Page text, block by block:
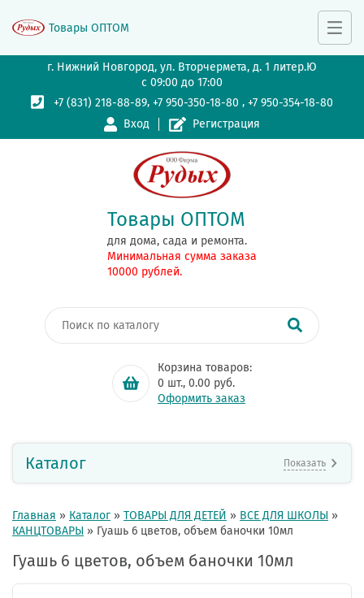
г. Нижний Новгород, ул. Вторчермета, д. 1 литер.Ю
с 09:00 до 17:00
+7 (831) 218-88-89,+7 950-350-18-80 ,+7 950-354-18-80
Вход
Регистрация
Товары ОПТОМ
для дома, сада и ремонта.
Минимальная сумма заказа
10000 рублей.
Корзина товаров:
0 шт., 0.00 руб.
Оформить заказ
Товары ОПТОМ
Каталог Показать
Главная » Каталог » ТОВАРЫ ДЛЯ ДЕТЕЙ » ВСЕ ДЛЯ ШКОЛЫ »
КАНЦТОВАРЫ » Гуашь 6 цветов, объем баночки 10мл
Гуашь 6 цветов, объем баночки 10мл